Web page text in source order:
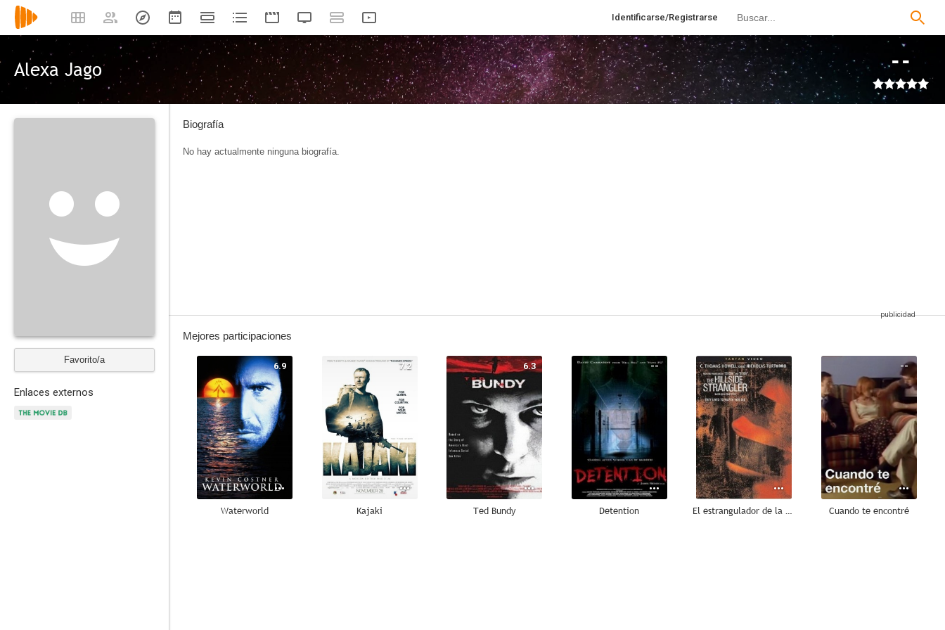
Identificarse/Registrarse
Alexa Jago --
Favorito/a
Enlaces externos
Biografía
No hay actualmente ninguna biografía.
Mejores participaciones
6.9
Waterworld
7.2
Kajaki
6.3
Ted Bundy
--
Detention
--
El estrangulador de la colina
--
Cuando te encontré